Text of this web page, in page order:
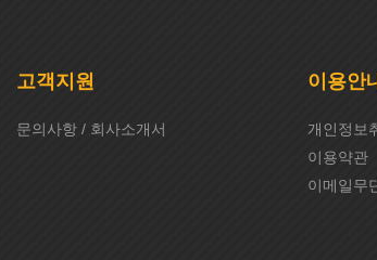
고객지원
문의사항 / 회사소개서
이용안
개인정보
이용약관
이메일무